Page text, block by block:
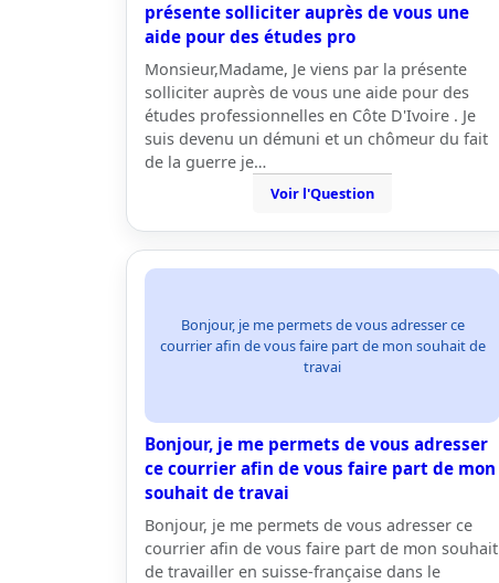
présente solliciter auprès de vous une
aide pour des études pro
Monsieur,Madame, Je viens par la présente
solliciter auprès de vous une aide pour des
études professionnelles en Côte D'Ivoire . Je
suis devenu un démuni et un chômeur du fait
de la guerre je…
Voir l'Question
Bonjour, je me permets de vous adresser ce
courrier afin de vous faire part de mon souhait de
travai
Bonjour, je me permets de vous adresser
ce courrier afin de vous faire part de mon
souhait de travai
Bonjour, je me permets de vous adresser ce
courrier afin de vous faire part de mon souhait
de travailler en suisse-française dans le